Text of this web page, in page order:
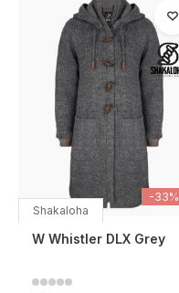
-33%
Shakaloha
W Whistler DLX Grey